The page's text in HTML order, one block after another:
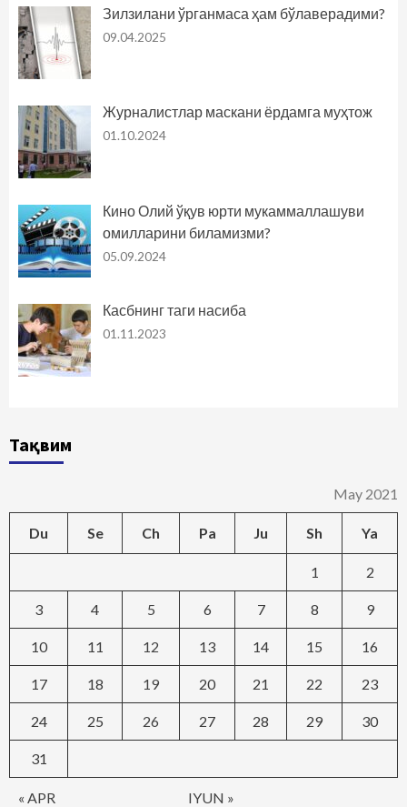
Зилзилани ўрганмаса ҳам бўлаверадими?
09.04.2025
Журналистлар маскани ёрдамга муҳтож
01.10.2024
Кино Олий ўқув юрти мукаммаллашуви
омилларини биламизми?
05.09.2024
Касбнинг таги насиба
01.11.2023
Тақвим
May 2021
Du Se Ch Pa Ju Sh Ya
« APR IYUN »
1 2
3 4 5 6 7 8 9
10 11 12 13 14 15 16
17 18 19 20 21 22 23
24 25 26 27 28 29 30
31